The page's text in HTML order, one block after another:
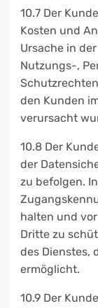
10.7 Der
Kosten und
Ursache in
Nutzungs-,
den Kunden
verursacht
10.8 Der
der
zu befolgen.
halten und
Dritte zu
des Dienstes,
ermöglicht.
10.9 Der